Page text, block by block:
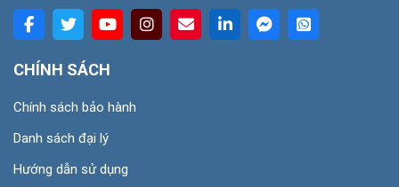
CHÍNH SÁCH
Chính sách bảo hành
Danh sách đại lý
Hướng dẫn sử dụng